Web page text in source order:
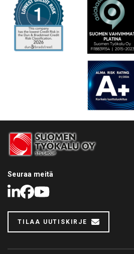
Seuraa meitä
LinkedIn
Facebook
Youtube
TILAA UUTISKIRJE